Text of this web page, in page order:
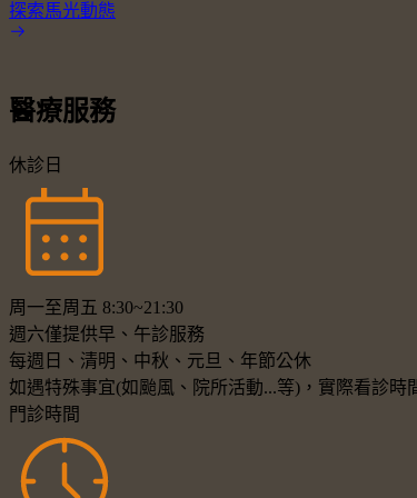
探索馬光動態
醫療服務
休診日
周一至周五 8:30~21:30
週六僅提供早、午診服務
每週日、清明、中秋、元旦、年節公休
如遇特殊事宜(如颱風、院所活動...等)，實際看診時
門診時間